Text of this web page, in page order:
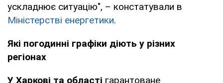
Миколаїв та
область
https://www.energy.mk.ua/grafik-
spozhyvachiv
Одеса та
область
https://www.dtek-oem.com.ua/ua/
ускладнює ситуацію", – констатували в
Міністерстві енергетики.
Які погодинні графіки діють у різних
регіонах
У Харкові та області гарантоване